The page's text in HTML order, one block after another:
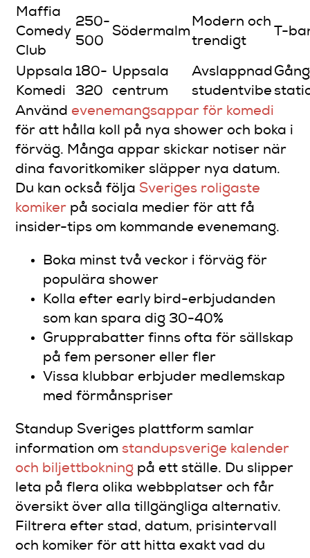
Maffia
Comedy
Club
250-
500
Södermalm
Modern och
trendigt
T-
Uppsala
Komedi
180-
320
Uppsala
centrum
Avslappnad
studentvibe
Använd evenemangsappar för komedi
för att hålla koll på nya shower och boka i
förväg. Många appar skickar notiser när
dina favoritkomiker släpper nya datum.
Du kan också följa Sveriges roligaste
komiker på sociala medier för att få
insider-tips om kommande evenemang.
Boka minst två veckor i förväg för
populära shower
Kolla efter early bird-erbjudanden
som kan spara dig 30-40%
Grupprabatter finns ofta för sällskap
på fem personer eller fler
Vissa klubbar erbjuder medlemskap
med förmånspriser
Standup Sveriges plattform samlar
information om standupsverige kalender
och biljettbokning på ett ställe. Du slipper
leta på flera olika webbplatser och får
översikt över alla tillgängliga alternativ.
Filtrera efter stad, datum, prisintervall
och komiker för att hitta exakt vad du